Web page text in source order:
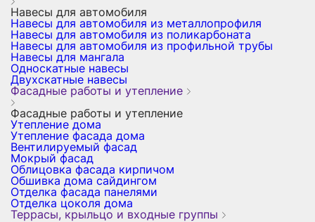
Навесы для автомобиля
Навесы для автомобиля из металлопрофиля
Навесы для автомобиля из поликарбоната
Навесы для автомобиля из профильной трубы
Навесы для мангала
Односкатные навесы
Двухскатные навесы
Фасадные работы и утепление
Фасадные работы и утепление
Утепление дома
Утепление фасада дома
Вентилируемый фасад
Мокрый фасад
Облицовка фасада кирпичом
Обшивка дома сайдингом
Отделка фасада панелями
Отделка цоколя дома
Террасы, крыльцо и входные группы